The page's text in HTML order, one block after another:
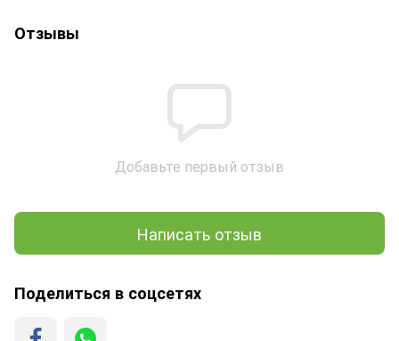
Отзывы
Добавьте первый отзыв
Написать отзыв
Поделиться в соцсетях